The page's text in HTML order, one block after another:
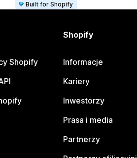
Built for Shopify
Shopify
Shopify
Informacje
Kariery
Inwestorzy
Prasa i media
Partnerzy